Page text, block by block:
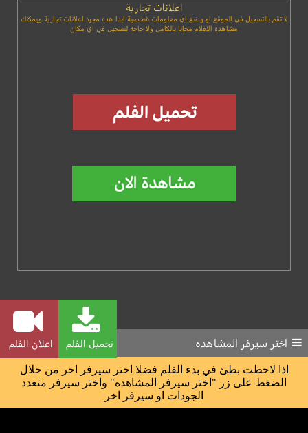
اعلانات تجارية
لا تقم بالتسجيل في الموقع او وضع اي معلومات شخصية ابدا هذه مجرد اعلانات تجارية ويمكنك
مشاهده الافلام مجانا بالكامل ولا حاجه لتسجيل في اي مكان
تحميل الفلم اعلان الفلم اختر سيرفر المشاهده
اذا لاحظت بطئ في بدء الفلم فضلا اختر سيرفر اخر من خلال
الضغط على زر "اختر سيرفر المشاهده" واختر سيرفر متعدد
الجودات او سيرفر اخر